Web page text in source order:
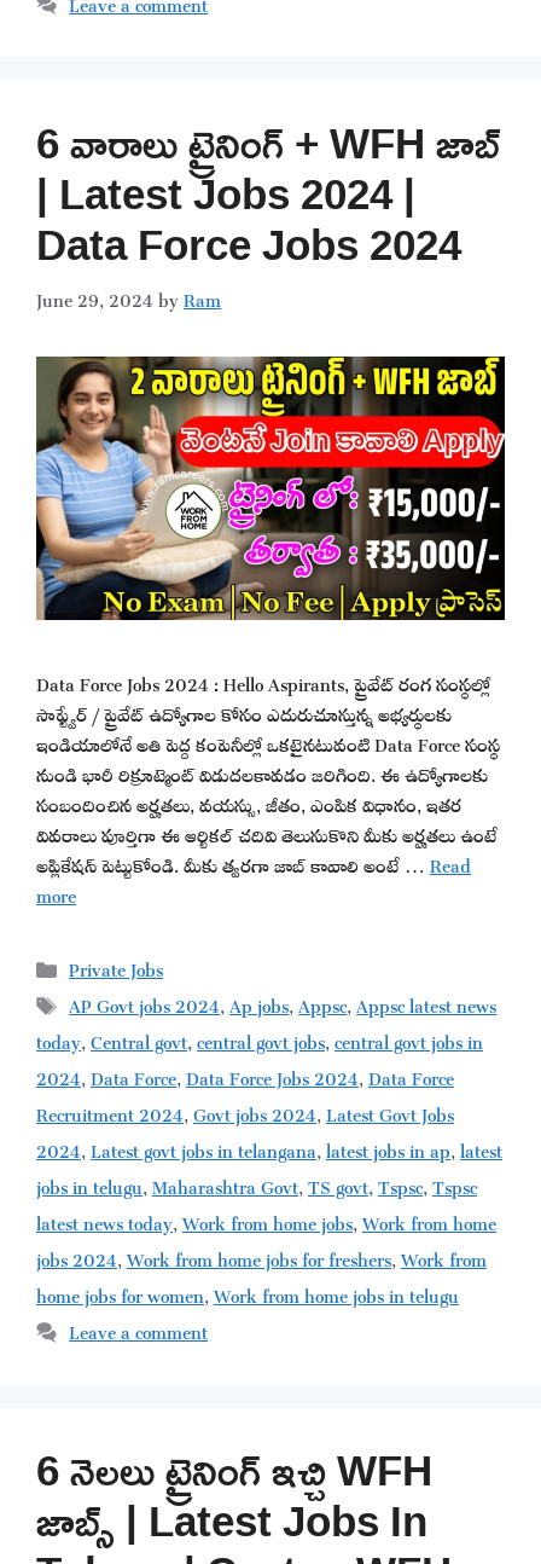
6 వారాలు ట్రైనింగ్ + WFH జాబ్
| Latest Jobs 2024 |
Data Force Jobs 2024
June 29, 2024byRam
Data Force Jobs 2024 : Hello Aspirants, ప్రైవేట్ రంగ సంస్థల్లో
సాఫ్ట్వేర్ / ప్రైవేట్ ఉద్యోగాల కోసం ఎదురుచూస్తున్న అభ్యర్థులకు
ఇండియాలోనే అతి పెద్ద కంపెనీల్లో ఒకటైనటువంటి Data Force సంస్థ
నుండి భారీ రిక్రూట్మెంట్ విడుదలకావడం జరిగింది. ఈ ఉద్యోగాలకు
సంబందించిన అర్హతలు, వయస్సు, జీతం, ఎంపిక విధానం, ఇతర
వివరాలు పూర్తిగా ఈ ఆర్టికల్ చదివి తెలుసుకొని మీకు అర్హతలు ఉంటే
అప్లికేషన్ పెట్టుకోండి. మీకు త్వరగా జాబ్ కావాలి అంటే …Read
more
Categories
Private Jobs
Tags
AP Govt jobs 2024,Ap jobs,Appsc,Appsc latest news
today,Central govt,central govt jobs,central govt jobs in
2024,Data Force,Data Force Jobs 2024,Data Force
Recruitment 2024,Govt jobs 2024,Latest Govt Jobs
2024,Latest govt jobs in telangana,latest jobs in ap,latest
jobs in telugu,Maharashtra Govt,TS govt,Tspsc,Tspsc
latest news today,Work from home jobs,Work from home
jobs 2024,Work from home jobs for freshers,Work from
home jobs for women,Work from home jobs in telugu
Leave a comment
6 నెలలు ట్రైనింగ్ ఇచ్చి WFH
జాబ్స్ | Latest Jobs In